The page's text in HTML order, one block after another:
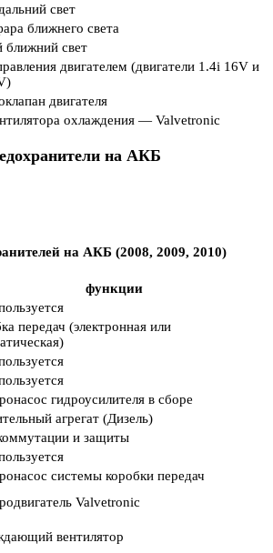
свет
ближнего света
ближний свет
двигателем (двигатели 1.4i 16V и
двигателя
охлаждения — Valvetronic
на АКБ
на АКБ (2008, 2009, 2010)
функции
передач (электронная или
гидроусилителя в сборе
агрегат (Дизель)
и защиты
системы коробки передач
Valvetronic
вентилятор